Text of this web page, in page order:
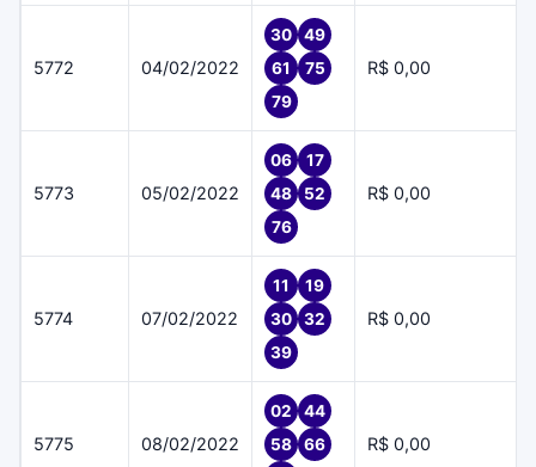
5772 04/02/2022
30
49
61
75
79
R$ 0,00
5773 05/02/2022
06
17
48
52
76
R$ 0,00
5774 07/02/2022
11
19
30
32
39
R$ 0,00
5775 08/02/2022
02
44
58
66
R$ 0,00